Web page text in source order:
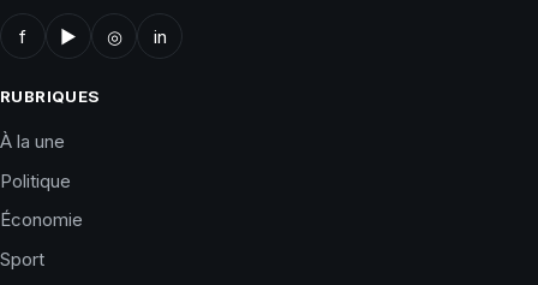
f ▶ ◎ in
RUBRIQUES
À la une
Politique
Économie
Sport